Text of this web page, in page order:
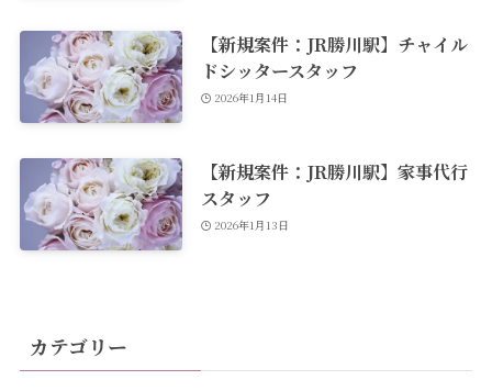
【新規案件：JR勝川駅】チャイル
ドシッタースタッフ
2026年1月14日
【新規案件：JR勝川駅】家事代行
スタッフ
2026年1月13日
カテゴリー